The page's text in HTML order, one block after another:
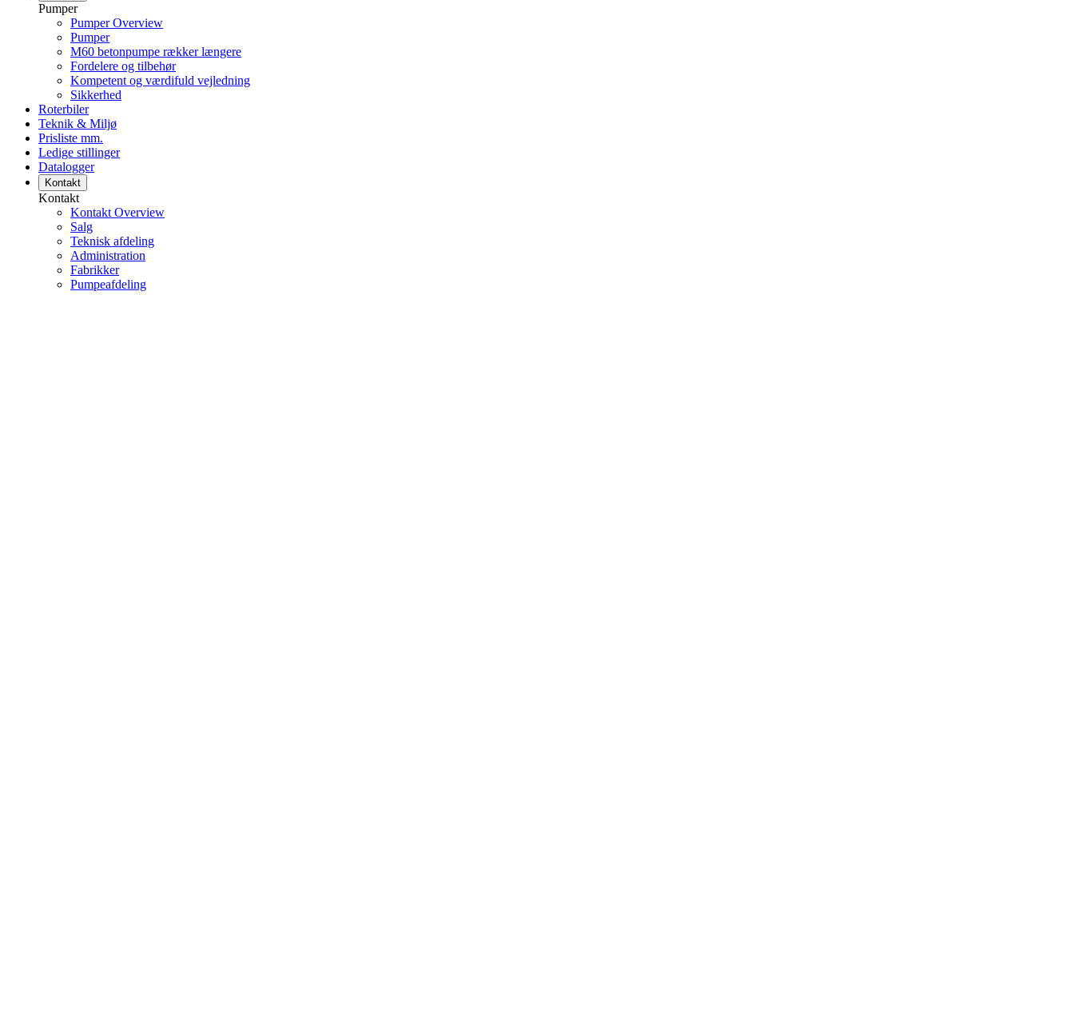
Pumper
Pumper Overview
Pumper
M60 betonpumpe rækker længere
Fordelere og tilbehør
Kompetent og værdifuld vejledning
Sikkerhed
Roterbiler
Teknik & Miljø
Prisliste mm.
Ledige stillinger
Datalogger
Kontakt
Kontakt
Kontakt Overview
Salg
Teknisk afdeling
Administration
Fabrikker
Pumpeafdeling